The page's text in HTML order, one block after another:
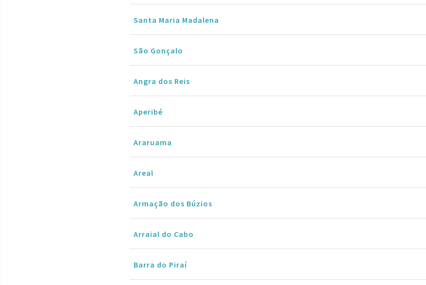
Santa Maria Madalena
São Gonçalo
Angra dos Reis
Aperibé
Araruama
Areal
Armação dos Búzios
Arraial do Cabo
Barra do Piraí